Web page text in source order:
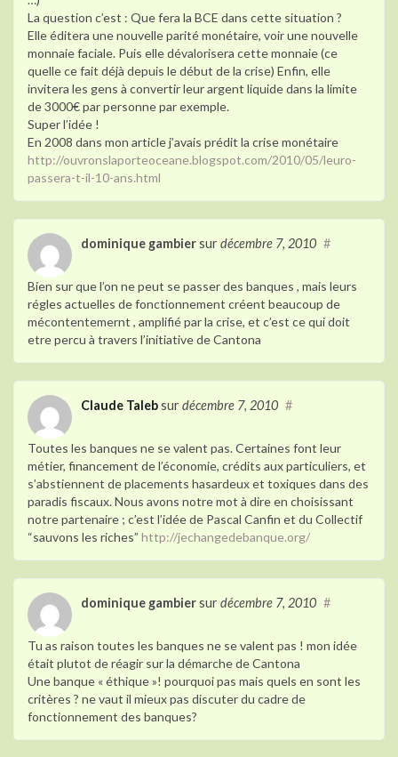
La question c’est : Que fera la BCE dans cette situation ?
Elle éditera une nouvelle parité monétaire, voir une nouvelle
monnaie faciale. Puis elle dévalorisera cette monnaie (ce
quelle ce fait déjà depuis le début de la crise) Enfin, elle
invitera les gens à convertir leur argent liquide dans la limite
de 3000€ par personne par exemple.
Super l’idée !
En 2008 dans mon article j’avais prédit la crise monétaire
http://ouvronslaporteoceane.blogspot.com/2010/05/leuro-
passera-t-il-10-ans.html
dominique gambiersur décembre 7, 2010 #
Bien sur que l’on ne peut se passer des banques , mais leurs
régles actuelles de fonctionnement créent beaucoup de
mécontentemernt , amplifié par la crise, et c’est ce qui doit
etre percu à travers l’initiative de Cantona
Claude Talebsur décembre 7, 2010 #
Toutes les banques ne se valent pas. Certaines font leur
métier, financement de l’économie, crédits aux particuliers, et
s’abstiennent de placements hasardeux et toxiques dans des
paradis fiscaux. Nous avons notre mot à dire en choisissant
notre partenaire ; c’est l’idée de Pascal Canfin et du Collectif
“sauvons les riches” http://jechangedebanque.org/
dominique gambiersur décembre 7, 2010 #
Tu as raison toutes les banques ne se valent pas ! mon idée
était plutot de réagir sur la démarche de Cantona
Une banque « éthique »! pourquoi pas mais quels en sont les
critères ? ne vaut il mieux pas discuter du cadre de
fonctionnement des banques?